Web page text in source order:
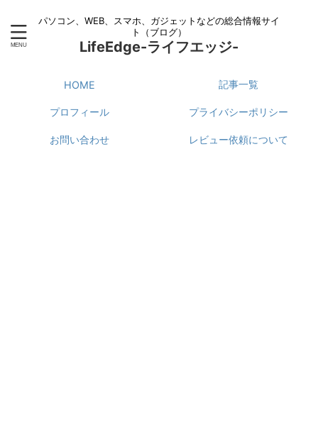
パソコン、WEB、スマホ、ガジェットなどの総合情報サイ
ト（ブログ）
LifeEdge-ライフエッジ-
HOME 記事一覧
プロフィール プライバシーポリシー
お問い合わせ レビュー依頼について